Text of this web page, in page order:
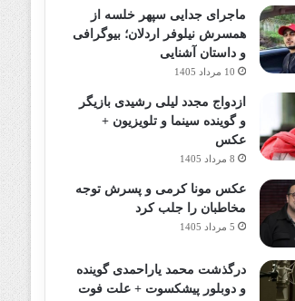
ماجرای جدایی سپهر خلسه از
همسرش نیلوفر اردلان؛ بیوگرافی
و داستان آشنایی
10 مرداد 1405
ازدواج مجدد لیلی رشیدی بازیگر
و گوینده سینما و تلویزیون +
عکس
8 مرداد 1405
عکس مونا کرمی و پسرش توجه
مخاطبان را جلب کرد
5 مرداد 1405
درگذشت محمد یاراحمدی گوینده
و دوبلور پیشکسوت + علت فوت